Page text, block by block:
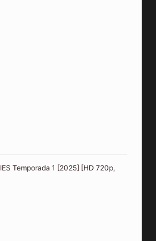
Temporada 1 [2025] [HD 720p,